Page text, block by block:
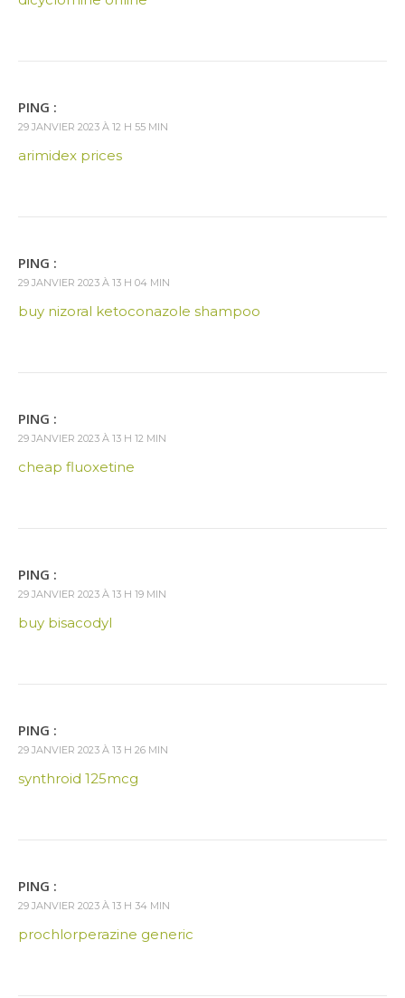
PING :
29 JANVIER 2023 À 12 H 55 MIN
arimidex prices
PING :
29 JANVIER 2023 À 13 H 04 MIN
buy nizoral ketoconazole shampoo
PING :
29 JANVIER 2023 À 13 H 12 MIN
cheap fluoxetine
PING :
29 JANVIER 2023 À 13 H 19 MIN
buy bisacodyl
PING :
29 JANVIER 2023 À 13 H 26 MIN
synthroid 125mcg
PING :
29 JANVIER 2023 À 13 H 34 MIN
prochlorperazine generic